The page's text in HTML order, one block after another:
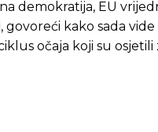
demokratija, EU
kako sada vide
očaja koji su osjetili